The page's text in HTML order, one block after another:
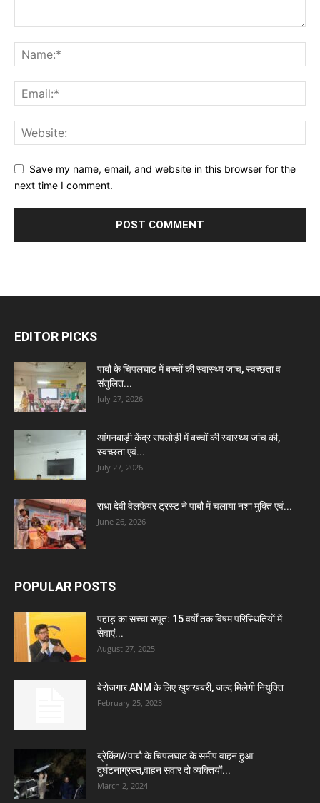
Save my name, email, and website in this browser for the
next time I comment.
EDITOR PICKS
पाबौ के चिपलघाट में बच्चों की स्वास्थ्य जांच, स्वच्छता व
संतुलित...
July 27, 2026
आंगनबाड़ी केंद्र सपलोड़ी में बच्चों की स्वास्थ्य जांच की,
स्वच्छता एवं...
July 27, 2026
राधा देवी वेलफेयर ट्रस्ट ने पाबौ में चलाया नशा मुक्ति एवं...
June 26, 2026
POPULAR POSTS
पहाड़ का सच्चा सपूत: 15 वर्षों तक विषम परिस्थितियों में
सेवाएं...
August 27, 2025
बेरोजगार ANM के लिए खुशखबरी, जल्द मिलेगी नियुक्ति
February 25, 2023
ब्रेकिंग//पाबौ के चिपलघाट के समीप वाहन हुआ
दुर्घटनाग्रस्त,वाहन सवार दो व्यक्तियों...
March 2, 2024